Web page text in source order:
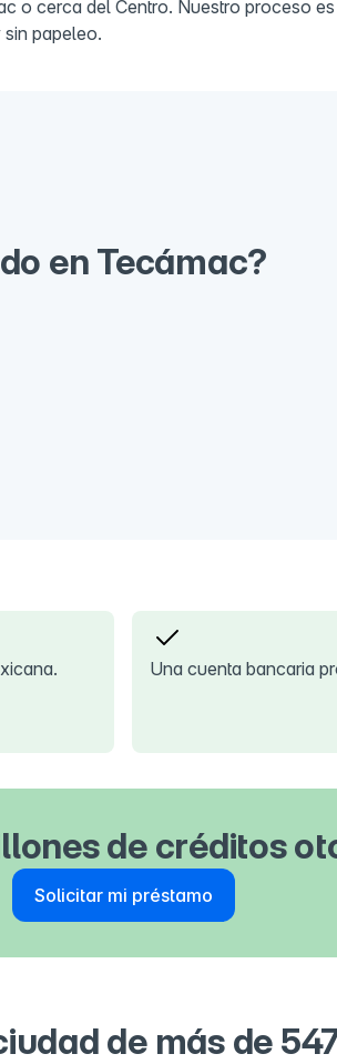
o cerca del Centro. Nuestro proceso
papeleo.
en Tecámac?
Una cuenta bancaria
de créditos
Solicitar mi préstamo
de más de